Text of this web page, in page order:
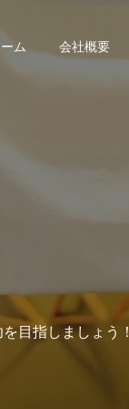
ム 会社概要
目指しましょう！